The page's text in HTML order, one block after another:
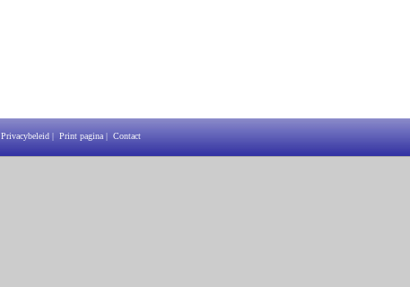
Privacybeleid | Print pagina | Contact